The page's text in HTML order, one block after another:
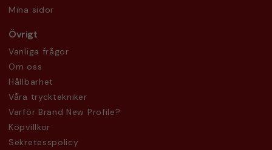
Mina sidor
Övrigt
Vanliga frågor
Om oss
Hållbarhet
Våra trycktekniker
Varför Brand New Profile?
Köpvillkor
Sekretesspolicy